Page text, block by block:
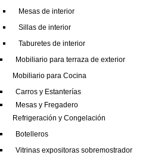
Mesas de interior
Sillas de interior
Taburetes de interior
Mobiliario para terraza de exterior
Mobiliario para Cocina
Carros y Estanterías
Mesas y Fregadero
Refrigeración y Congelación
Botelleros
Vitrinas expositoras sobremostrador